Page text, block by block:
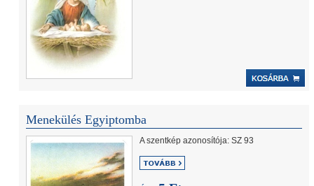
Menekülés Egyiptomba
A szentkép azonosítója: SZ 93